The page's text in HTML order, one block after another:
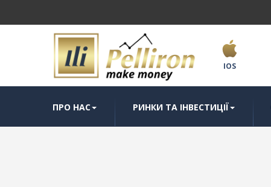
IOS
ПРО НАС РИНКИ ТА ІНВЕСТИЦІЇ